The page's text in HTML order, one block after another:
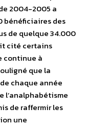
2004-2005 a
bénéficiaires des
de quelque 34.000
cité certains
continue à
que la
chaque année
l’analphabétisme
de raffermir les
une